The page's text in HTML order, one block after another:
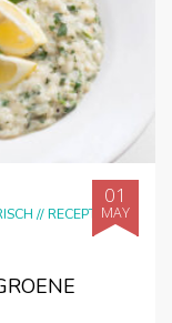
//RECEPTEN
01
MAY